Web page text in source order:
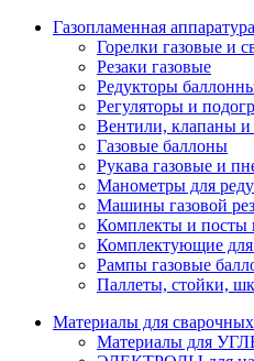
Газопламенная аппаратура
Горелки газовые и
Резаки газовые
Редукторы
Регуляторы и
Вентили, клапаны и
Газовые баллоны
Рукава газовые и
Манометры для
Машины газовой
Комплекты и посты
Комплектующие для
Рампы газовые
Паллеты, стойки,
Материалы для
Материалы для